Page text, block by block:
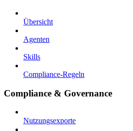
Übersicht
Agenten
Skills
Compliance-Regeln
Compliance & Governance
Nutzungsexporte